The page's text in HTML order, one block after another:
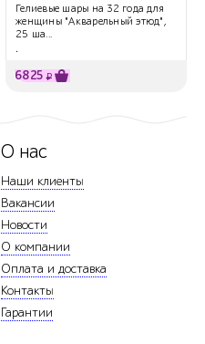
Гелиевые шары на 32 года для
женщины "Акварельный этюд",
25 ша...
.
6825 ₽
О нас
Наши клиенты
Вакансии
Новости
О компании
Оплата и доставка
Контакты
Гарантии